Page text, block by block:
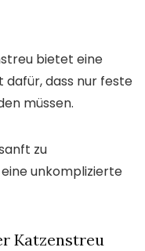
bietet eine
dafür, dass nur feste
müssen.
zu
unkomplizierte
Katzenstreu